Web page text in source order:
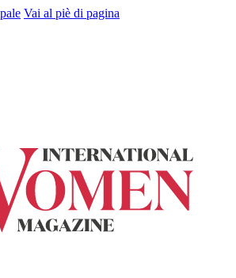
Vai al piè di pagina